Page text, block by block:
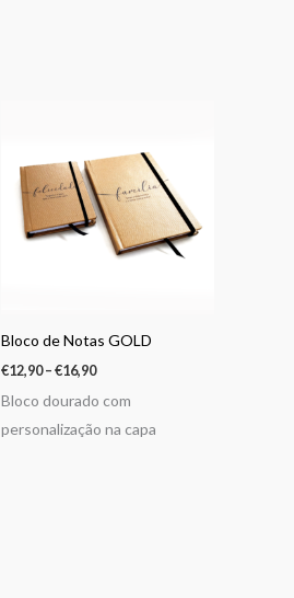
Bloco de Notas GOLD
€12,90– €16,90
through
€16,90
Bloco dourado com
personalização na capa